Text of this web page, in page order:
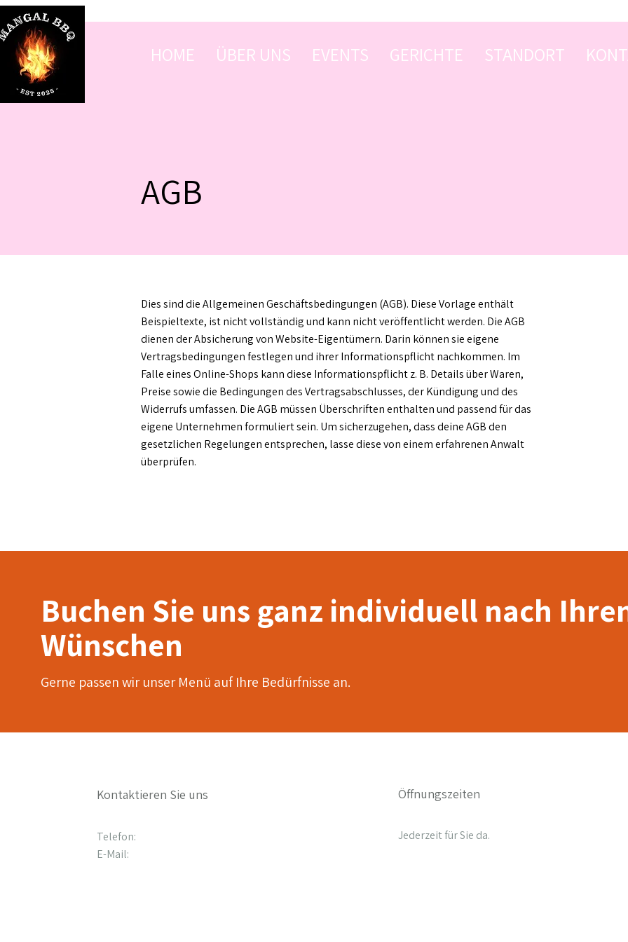
HOME ÜBER UNS EVENTS GERICHTE STANDORT
AGB
Dies sind die Allgemeinen Geschäftsbedingungen (AGB). Diese Vorlage enthält
Beispieltexte, ist nicht vollständig und kann nicht veröffentlicht werden. Die AGB
dienen der Absicherung von Website-Eigentümern. Darin können sie eigene
Vertragsbedingungen festlegen und ihrer Informationspflicht nachkommen. Im
Falle eines Online-Shops kann diese Informationspflicht z. B. Details über Waren,
Preise sowie die Bedingungen des Vertragsabschlusses, der Kündigung und des
Widerrufs umfassen. Die AGB müssen Überschriften enthalten und passend für das
eigene Unternehmen formuliert sein. Um sicherzugehen, dass deine AGB den
gesetzlichen Regelungen entsprechen, lasse diese von einem erfahrenen Anwalt
überprüfen.
Buchen Sie uns ganz individuell nach
Wünschen
Gerne passen wir unser Menü auf Ihre Bedürfnisse an.
Kontaktieren Sie uns
Telefon:
E-Mail:
Öffnungszeiten
Jederzeit für Sie da.